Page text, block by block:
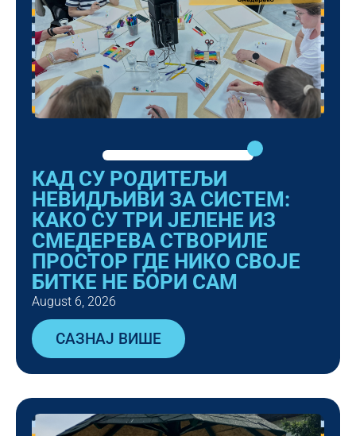
КАД СУ РОДИТЕЉИ
НЕВИДЉИВИ ЗА СИСТЕМ:
КАКО СУ ТРИ ЈЕЛЕНЕ ИЗ
СМЕДЕРЕВА СТВОРИЛЕ
ПРОСТОР ГДЕ НИКО СВОЈЕ
БИТКЕ НЕ БОРИ САМ
August 6, 2026
САЗНАЈ ВИШЕ